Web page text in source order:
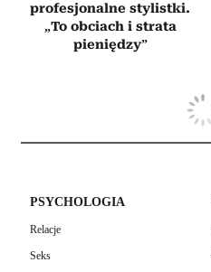
profesjonalne stylistki.
„To obciach i strata
pieniędzy”
PSYCHOLOGIA
Relacje
Seks